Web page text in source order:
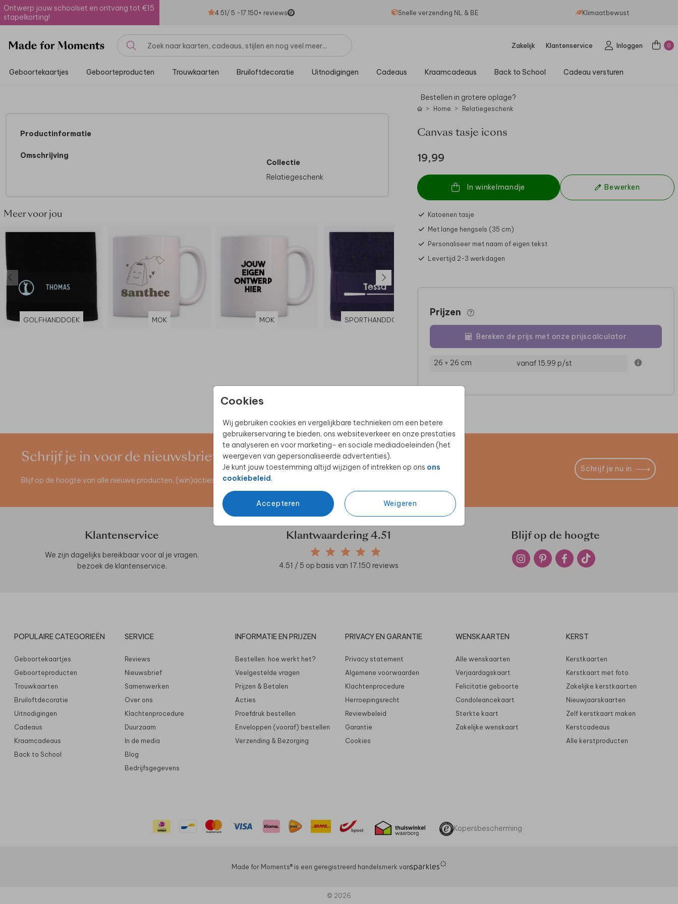
Ontwerp jouw schoolset en ontvang tot €15
stapelkorting!
4.51/ 5 -17.150+ reviews Snelle verzending NL & BE Klimaatbewust
Zakelijk Klantenservice Inloggen 0
Geboortekaartjes Geboorteproducten Trouwkaarten Bruiloftdecoratie Uitnodigingen Cadeaus Kraamcadeaus Back to School Cadeau versturen
Cookies
Wij gebruiken cookies en vergelijkbare technieken om een betere
gebruikerservaring te bieden, ons websiteverkeer en onze prestaties
te analyseren en voor marketing- en sociale mediadoeleinden (het
weergeven van gepersonaliseerde advertenties).
Je kunt jouw toestemming altijd wijzigen of intrekken op ons ons
cookiebeleid.
Accepteren Weigeren
Productinformatie
Omschrijving
Collectie
Relatiegeschenk
Meer voor jou
GOLFHANDDOEK MOK MOK SPORTHANDDOEK
Home Relatiegeschenk
Canvas tasje icons
19,99
Bestellen in grotere oplage?
In winkelmandje Bewerken
Katoenen tasje
Met lange hengsels (35 cm)
Personaliseer met naam of eigen tekst
Levertijd 2-3 werkdagen
Prijzen
Bereken de prijs met onze prijscalculator
26 × 26 cm vanaf 15,99 p/st
Schrijf je in voor de nieuwsbrief
Blijf op de hoogte van alle nieuwe producten, (win)acties en unieke samenwerkingen!
Schrijf je nu in
Klantenservice
We zijn dagelijks bereikbaar voor al je vragen,
bezoek de klantenservice.
Klantwaardering4.51
4.51 / 5 op basis van 17.150 reviews
Blijf op de hoogte
POPULAIRE CATEGORIEËN
Geboortekaartjes
Geboorteproducten
Trouwkaarten
Bruiloftdecoratie
Uitnodigingen
Cadeaus
Kraamcadeaus
Back to School
SERVICE
Reviews
Nieuwsbrief
Samenwerken
Over ons
Klachtenprocedure
Duurzaam
In de media
Blog
Bedrijfsgegevens
INFORMATIE EN PRIJZEN
Bestellen: hoe werkt het?
Veelgestelde vragen
Prijzen & Betalen
Acties
Proefdruk bestellen
Enveloppen (vooraf) bestellen
Verzending & Bezorging
PRIVACY EN GARANTIE
Privacy statement
Algemene voorwaarden
Klachtenprocedure
Herroepingsrecht
Reviewbeleid
Garantie
Cookies
WENSKAARTEN
Alle wenskaarten
Verjaardagskaart
Felicitatie geboorte
Condoleancekaart
Sterkte kaart
Zakelijke wenskaart
KERST
Kerstkaarten
Kerstkaart met foto
Zakelijke kerstkaarten
Nieuwjaarskaarten
Zelf kerstkaart maken
Kerstcadeaus
Alle kerstproducten
Kopersbescherming
Made for Moments®️ is een geregistreerd handelsmerk van
© 2026